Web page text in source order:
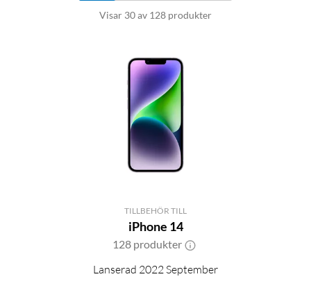
TILLBEHÖR TILL
iPhone 14
128 produkter
Lanserad 2022 September
Visar 30 av 128 produkter